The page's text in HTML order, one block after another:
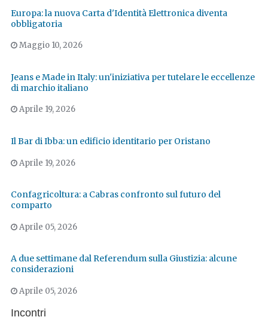
Europa: la nuova Carta d'Identità Elettronica diventa
obbligatoria
Maggio 10, 2026
Jeans e Made in Italy: un'iniziativa per tutelare le eccellenze
di marchio italiano
Aprile 19, 2026
Il Bar di Ibba: un edificio identitario per Oristano
Aprile 19, 2026
Confagricoltura: a Cabras confronto sul futuro del
comparto
Aprile 05, 2026
A due settimane dal Referendum sulla Giustizia: alcune
considerazioni
Aprile 05, 2026
Incontri